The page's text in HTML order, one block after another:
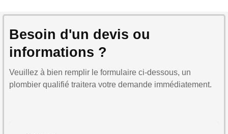
Besoin d'un devis ou
informations ?
Veuillez à bien remplir le formulaire ci-dessous, un
plombier qualifié traitera votre demande immédiatement.